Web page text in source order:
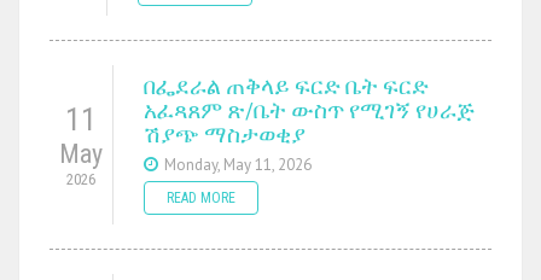
11
May
2026
በፌደራል ጠቅላይ ፍርድ ቤት ፍርድ
አፈጻጸም ጽ/ቤት ውስጥ የሚገኝ የሀራጅ
ሽያጭ ማስታወቂያ
Monday, May 11, 2026
READ MORE